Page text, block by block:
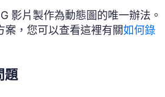
影片製作為動態圖的唯一辦法。
案，您可以查看這裡有關如何錄
題